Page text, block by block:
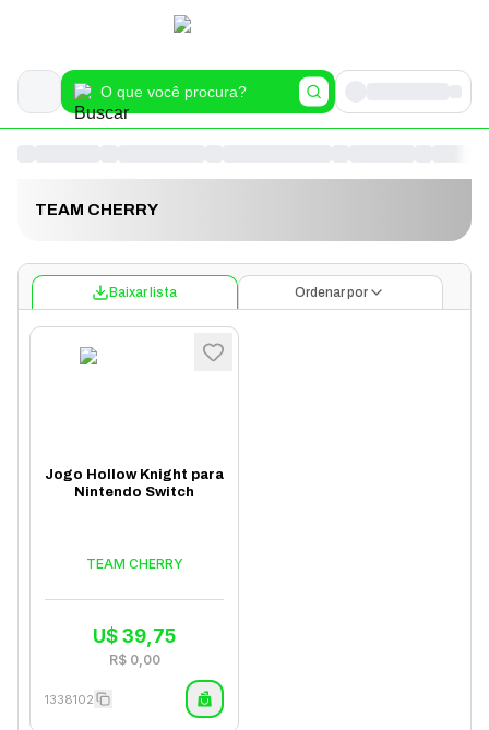
TEAM CHERRY
Baixar lista Ordenar por
Jogo Hollow Knight para
Nintendo Switch
TEAM CHERRY
U$ 39,75
R$ 0,00
1338102